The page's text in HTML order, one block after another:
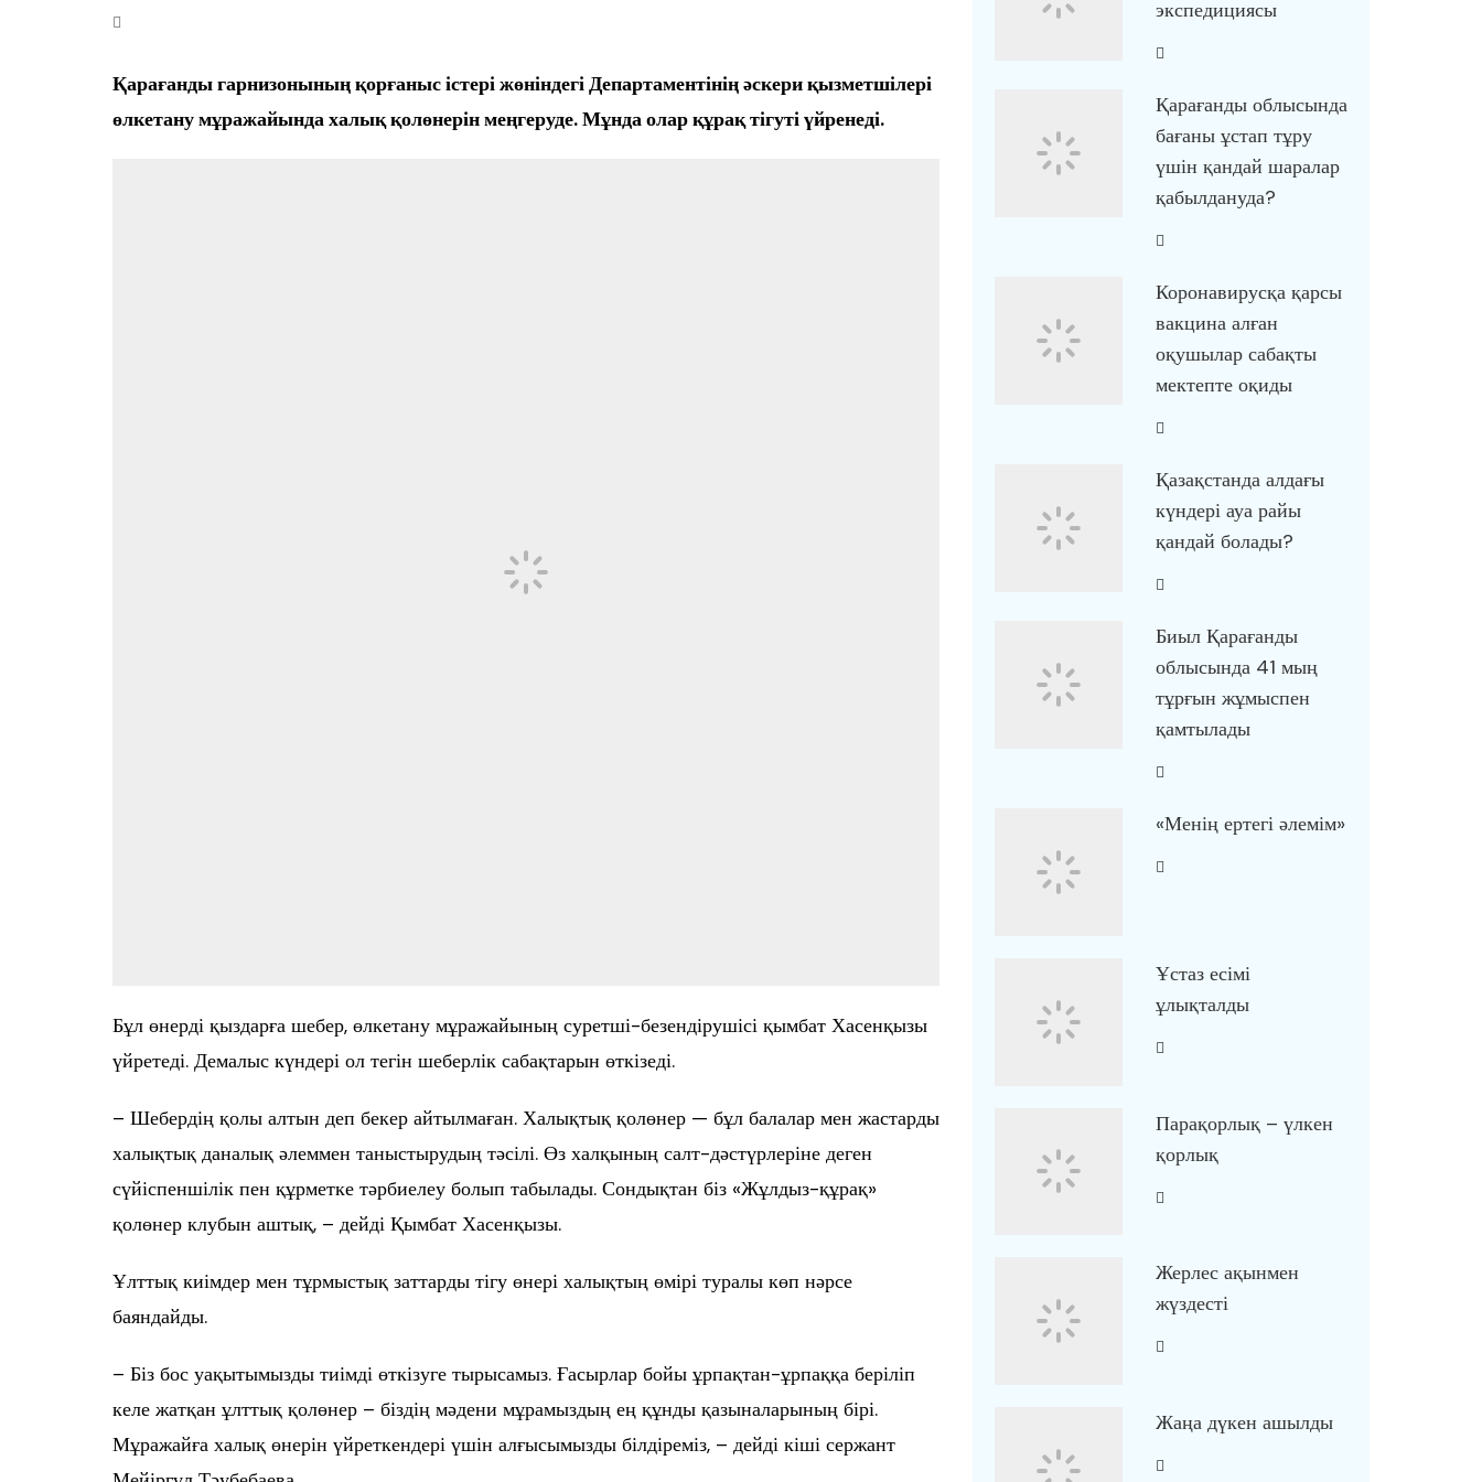
Қарағанды гарнизонының қорғаныс істері жөніндегі Департаментінің әскери қызметшілері
өлкетану мұражайында халық қолөнерін меңгеруде. Мұнда олар құрақ тігуті үйренеді.
Бұл өнерді қыздарға шебер, өлкетану мұражайының суретші-безендірушісі қымбат Хасенқызы
үйретеді. Демалыс күндері ол тегін шеберлік сабақтарын өткізеді.
– Шебердің қолы алтын деп бекер айтылмаған. Халықтық қолөнер — бұл балалар мен жастарды
халықтық даналық әлеммен таныстырудың тәсілі. Өз халқының салт-дәстүрлеріне деген
сүйіспеншілік пен құрметке тәрбиелеу болып табылады. Сондықтан біз «Жұлдыз-құрақ»
қолөнер клубын аштық, – дейді Қымбат Хасенқызы.
Ұлттық киімдер мен тұрмыстық заттарды тігу өнері халықтың өмірі туралы көп нәрсе
баяндайды.
– Біз бос уақытымызды тиімді өткізуге тырысамыз. Ғасырлар бойы ұрпақтан-ұрпаққа беріліп
келе жатқан ұлттық қолөнер – біздің мәдени мұрамыздың ең құнды қазыналарының бірі.
Мұражайға халық өнерін үйреткендері үшін алғысымызды білдіреміз, – дейді кіші сержант
экспедициясы
Қарағанды облысында
бағаны ұстап тұру
үшін қандай шаралар
қабылдануда?
Коронавирусқа қарсы
вакцина алған
оқушылар сабақты
мектепте оқиды
Қазақстанда алдағы
күндері ауа райы
қандай болады?
Биыл Қарағанды
облысында 41 мың
тұрғын жұмыспен
қамтылады
«Менің ертегі әлемім»
Ұстаз есімі
ұлықталды
Парақорлық – үлкен
қорлық
Жерлес ақынмен
жүздесті
Жаңа дүкен ашылды